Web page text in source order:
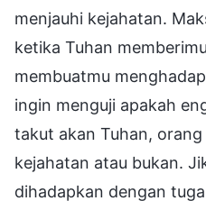
menjauhi kejahatan.
ketika Tuhan
membuatmu
ingin menguji apakah
takut akan Tuhan,
kejahatan atau bukan.
dihadapkan dengan